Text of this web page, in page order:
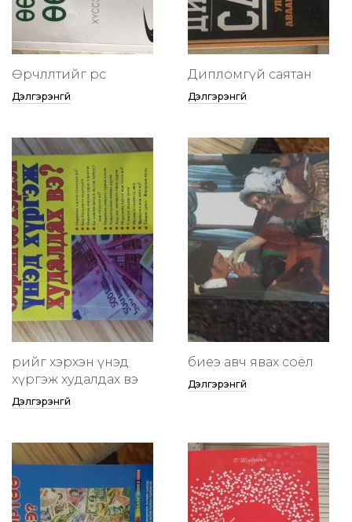
Өөрчлөлтийг өөрөөсөө
Дэлгэрэнгүй
Дипломгүй саятан
Дэлгэрэнгүй
өөрийгөө хэрхэн үнэд
хүргэж худалдах вэ
Дэлгэрэнгүй
биеэ авч явах соёл
Дэлгэрэнгүй